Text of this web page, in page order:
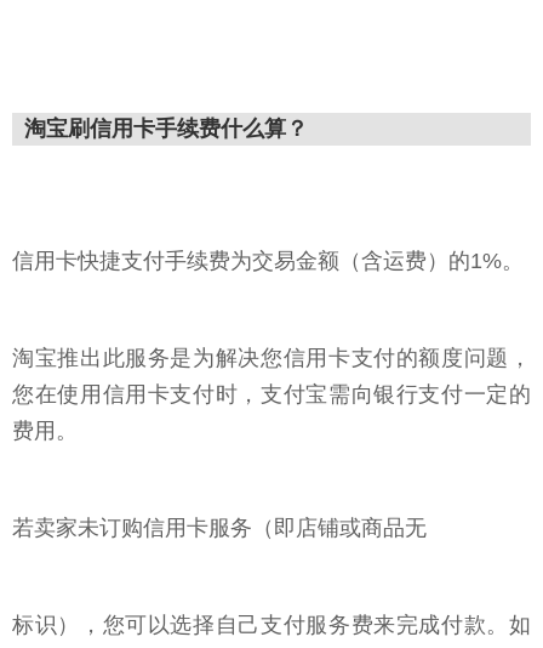
淘宝刷信用卡手续费什么算？
信用卡快捷支付手续费为交易金额（含运费）的1%。
淘宝推出此服务是为解决您信用卡支付的额度问题，
您在使用信用卡支付时，支付宝需向银行支付一定的
费用。
若卖家未订购信用卡服务（即店铺或商品无
标识），您可以选择自己支付服务费来完成付款。如